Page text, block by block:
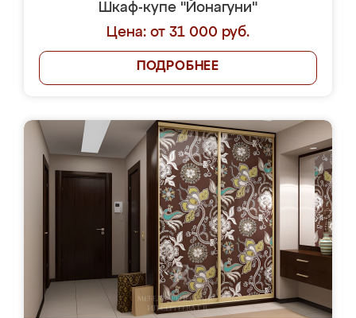
Шкаф-купе "Йонагуни"
Цена: от 31 000 руб.
ПОДРОБНЕЕ